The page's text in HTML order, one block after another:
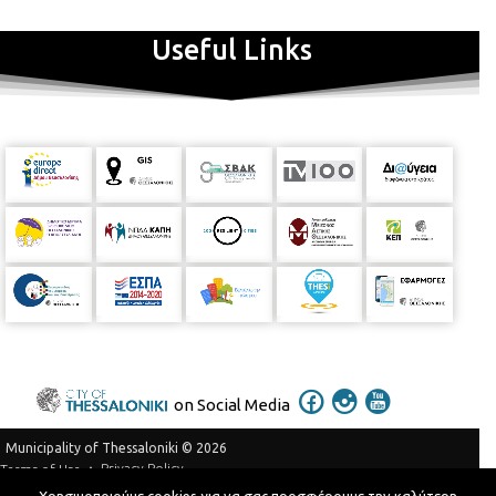
Useful Links
on Social Media
Municipality of Thessaloniki © 2026
Terms of Use
Privacy Policy